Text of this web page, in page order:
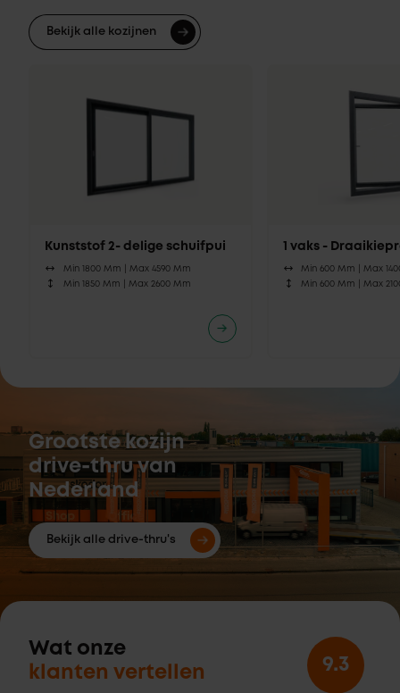
Bekijk alle kozijnen
Kunststof 2- delige schuifpui
Min 1800 Mm | Max 4590 Mm
Min 1850 Mm | Max 2600 Mm
1 vaks -
Min 600 Mm |Max
Min 600 Mm |Max
Grootste kozijn
drive-thru van
Nederland
Bekijk alle drive-thru's
Wat onze
klanten vertellen
9.3